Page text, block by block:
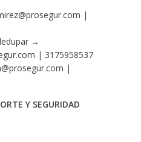
|
→
| 3175958537
|
Y SEGURIDAD